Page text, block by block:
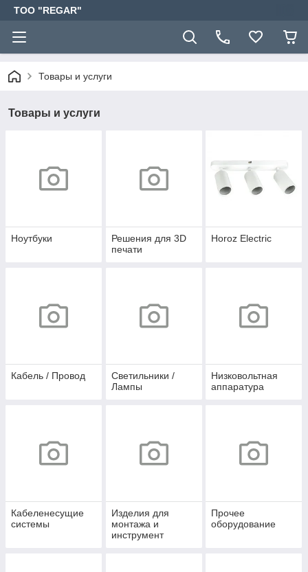
TOO "REGAR"
Товары и услуги
Товары и услуги
Ноутбуки
Решения для 3D
печати
Horoz Electric
Кабель / Провод
Светильники /
Лампы
Низковольтная
аппаратура
Кабеленесущие
системы
Изделия для
монтажа и
инструмент
Прочее
оборудование